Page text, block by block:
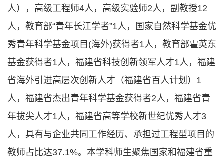
人），高级工程师4人，高级实验师2人，副教授12
人，教育部“青年长江学者”1人，国家自然科学基金优
秀青年科学基金项目(海外)获得者1人，教育部霍英东
基金获得者1人，福建省科技创新领军人才1人，福建
省海外引进高层次创新人才（福建省百人计划）1
人，福建省杰出青年科学基金获得者2人，福建省青
年拔尖人才1人，福建省高等学校新世纪优秀人才3
人，具有与企业共同工作经历、承担过工程型项目的
教师占比达37.1%。本学科师生聚焦国家和福建省重